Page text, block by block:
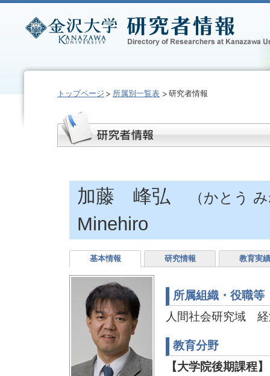
トップページ 所属別一覧表 研究者情報
加藤 峰弘 （かとう
Minehiro
基本情報 研究情報 教育実績
所属組織・役職等
人間社会研究域
教育分野
【大学院後期課程】